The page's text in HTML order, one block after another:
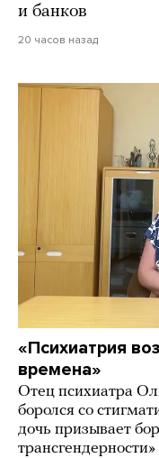
и банков
20 часов назад
«Психиатрия
времена»
Отец психиатра
боролся со
дочь призывает